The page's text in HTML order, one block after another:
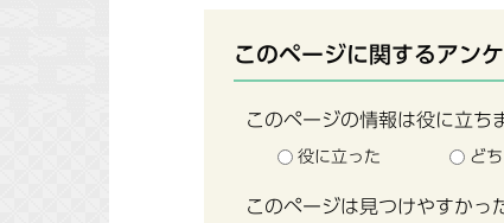
このページに関するアン
このページの情報は役に立ち
役に立った ど
このページは見つけやすかっ